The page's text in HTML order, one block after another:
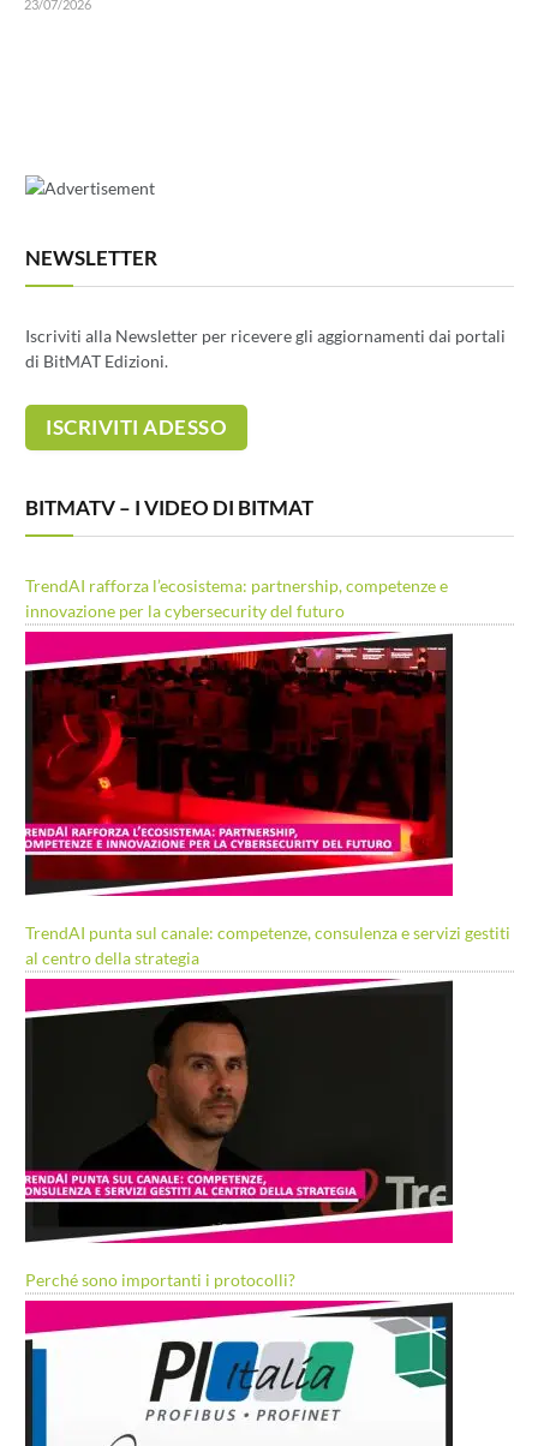
23/07/2026
NEWSLETTER
Iscriviti alla Newsletter per ricevere gli aggiornamenti dai portali
di BitMAT Edizioni.
BITMATV – I VIDEO DI BITMAT
TrendAI rafforza l’ecosistema: partnership, competenze e
innovazione per la cybersecurity del futuro
TrendAI punta sul canale: competenze, consulenza e servizi gestiti
al centro della strategia
Perché sono importanti i protocolli?